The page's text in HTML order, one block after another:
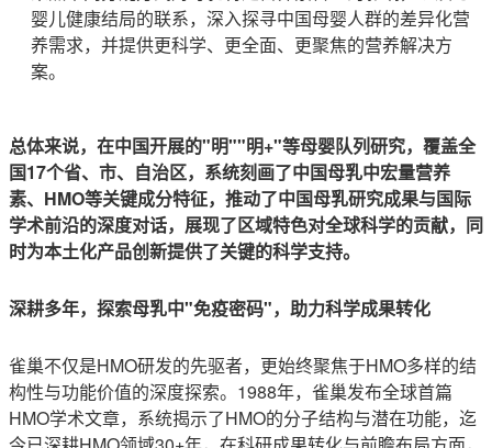
婴儿健康结局的联系，深入探寻中国母婴人群的差异化营
养需求，并提供更科学、更全面、更聚焦的营养解决方
案。
总体来说，在中国开展的"明""明+"等母婴队列研究，覆盖全
国17个省、市、自治区，系统刻画了中国母乳中宏量营养
素、HMO等关键成分特征，推动了中国母乳研究成果与国际
学术前沿的深度对话，展现了区域特色对全球科学的贡献，同
时为本土化产品创新提供了关键的科学支持。
深耕多年，探索母乳中"免疫密码"，助力科学成果转化
雀巢不仅是HMO研发的先驱者，更始终聚焦于HMO多样的结
构性与功能价值的深度探索。1988年，雀巢发布全球首篇
HMO学术文章，系统揭示了HMO的分子结构与潜在功能，迄